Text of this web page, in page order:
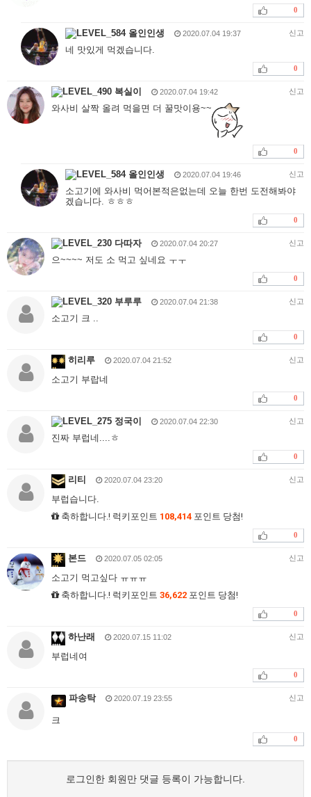
0
올인인생 2020.07.04 19:37 신고
네 맛있게 먹겠습니다.
0
복실이 2020.07.04 19:42 신고
와사비 살짝 올려 먹을면 더 꿀맛이용~~
0
올인인생 2020.07.04 19:46 신고
소고기에 와사비 먹어본적은없는데 오늘 한번 도전해봐야
겠습니다. ㅎㅎㅎ
0
다따자 2020.07.04 20:27 신고
으~~~~ 저도 소 먹고 싶네요 ㅜㅜ
0
부루루 2020.07.04 21:38 신고
소고기 크 ..
0
히리루 2020.07.04 21:52 신고
소고기 부랍네
0
정국이 2020.07.04 22:30 신고
진짜 부럽네....ㅎ
0
리티 2020.07.04 23:20 신고
부럽습니다.
축하합니다.! 럭키포인트 108,414 포인트 당첨!
0
본드 2020.07.05 02:05 신고
소고기 먹고싶다 ㅠㅠㅠ
축하합니다.! 럭키포인트 36,622 포인트 당첨!
0
하난래 2020.07.15 11:02 신고
부럽네여
0
파송탁 2020.07.19 23:55 신고
크
0
로그인한 회원만 댓글 등록이 가능합니다.